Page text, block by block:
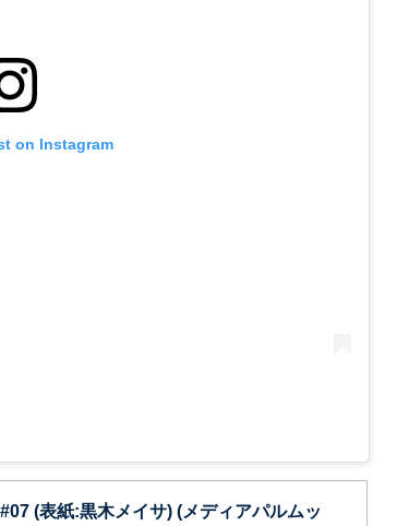
on Instagram
(表紙:黒木メイサ) (メディアパルムッ